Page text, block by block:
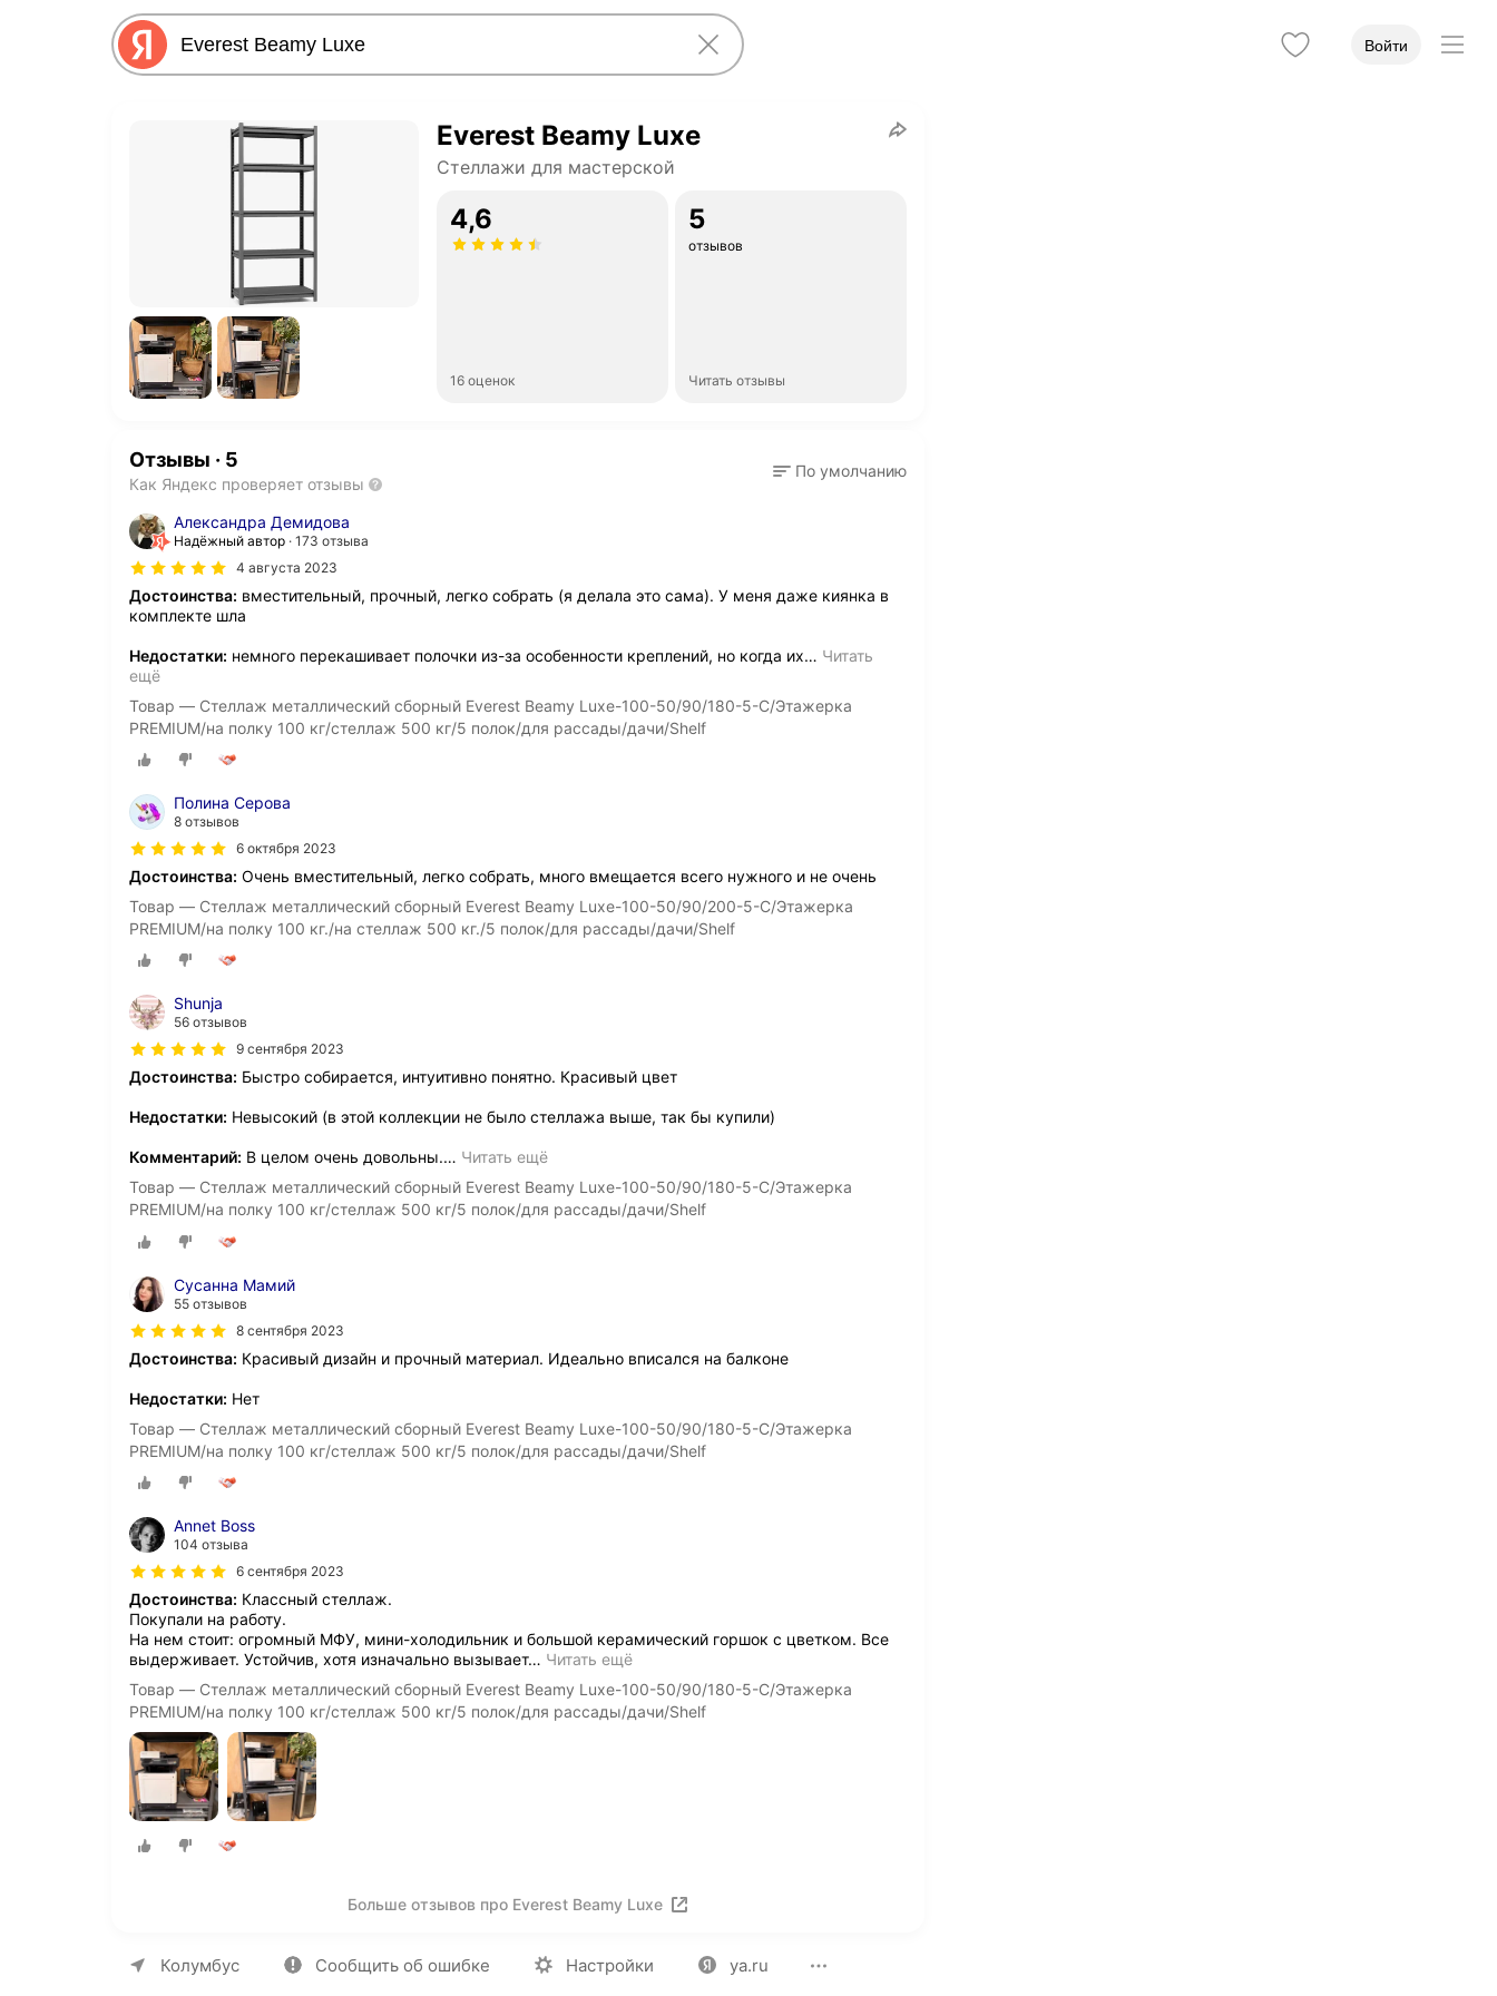
Войти
Everest Beamy Luxe
Стеллажи для мастерской
4,6
16 оценок
5
отзывов
Читать отзывы
Отзывы · 5
Как Яндекс проверяет отзывы
По умолчанию
Александра Демидова
Надёжный автор 173 отзыва
4 августа 2023
Достоинства: вместительный, прочный, легко собрать (я делала это сама). У меня даже киянка в
комплекте шла
Недостатки: немного перекашивает полочки из-за особенности креплений, но когда их… Читать
ещё
Товар — Стеллаж металлический сборный Everest Beamy Luxe-100-50/90/180-5-C/Этажерка
PREMIUM/на полку 100 кг/стеллаж 500 кг/5 полок/для рассады/дачи/Shelf
Полина Серова
8 отзывов
6 октября 2023
Достоинства: Очень вместительный, легко собрать, много вмещается всего нужного и не очень
Товар — Стеллаж металлический сборный Everest Beamy Luxe-100-50/90/200-5-C/Этажерка
PREMIUM/на полку 100 кг./на стеллаж 500 кг./5 полок/для рассады/дачи/Shelf
Shunja
56 отзывов
9 сентября 2023
Достоинства: Быстро собирается, интуитивно понятно. Красивый цвет
Недостатки: Невысокий (в этой коллекции не было стеллажа выше, так бы купили)
Комментарий: В целом очень довольны.… Читать ещё
Товар — Стеллаж металлический сборный Everest Beamy Luxe-100-50/90/180-5-C/Этажерка
PREMIUM/на полку 100 кг/стеллаж 500 кг/5 полок/для рассады/дачи/Shelf
Сусанна Мамий
55 отзывов
8 сентября 2023
Достоинства: Красивый дизайн и прочный материал. Идеально вписался на балконе
Недостатки: Нет
Товар — Стеллаж металлический сборный Everest Beamy Luxe-100-50/90/180-5-C/Этажерка
PREMIUM/на полку 100 кг/стеллаж 500 кг/5 полок/для рассады/дачи/Shelf
Annet Boss
104 отзыва
6 сентября 2023
Достоинства: Классный стеллаж.
Покупали на работу.
На нем стоит: огромный МФУ, мини-холодильник и большой керамический горшок с цветком. Все
выдерживает. Устойчив, хотя изначально вызывает… Читать ещё
Товар — Стеллаж металлический сборный Everest Beamy Luxe-100-50/90/180-5-C/Этажерка
PREMIUM/на полку 100 кг/стеллаж 500 кг/5 полок/для рассады/дачи/Shelf
Больше отзывов про Everest Beamy Luxe
Колумбус Сообщить об ошибке Настройки ya.ru